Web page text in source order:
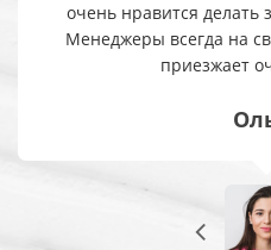
очень нравится делать
Менеджеры всегда на
приезжает